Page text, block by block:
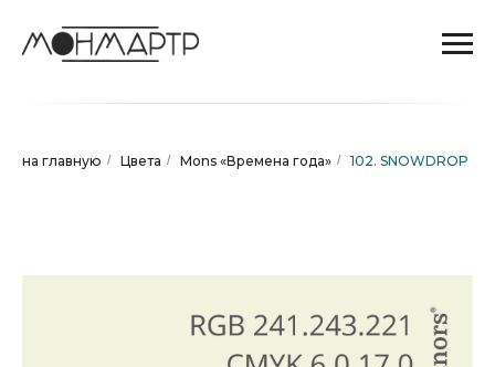
на главную / Цвета / Mons «Времена года» / 102. SNOWDROP